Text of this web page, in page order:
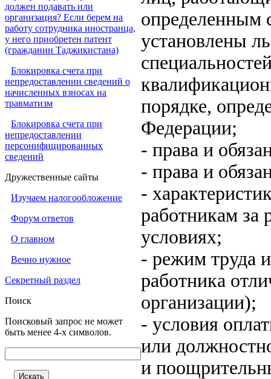
должен подавать или
организация? Если берем на
работу сотрудника иностранца,
у него приобретен патент
(гражданин Таджикистана)
Блокировка счета при
непредоставлении сведений о
начисленных взносах на
травматизм
Блокировка счета при
непредоставлении
персонифицированных
сведений
Дружественные сайты
Изучаем налогообложение
Форум ответов
О главном
Вечно нужное
Секретный раздел
Поиск
Поисковый запрос не может
быть менее 4-х символов.
определенным
установлены
порядке,
Федерации;
- права и
- права и
-
работникам за
условиях;
- режим труда
работника
организации);
- условия
или
и